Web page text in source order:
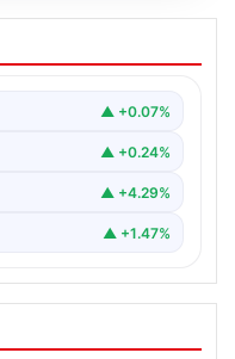
gelen
ettiler!
▲ +0.07%
▲ +0.24%
▲ +4.29%
▲ +1.47%